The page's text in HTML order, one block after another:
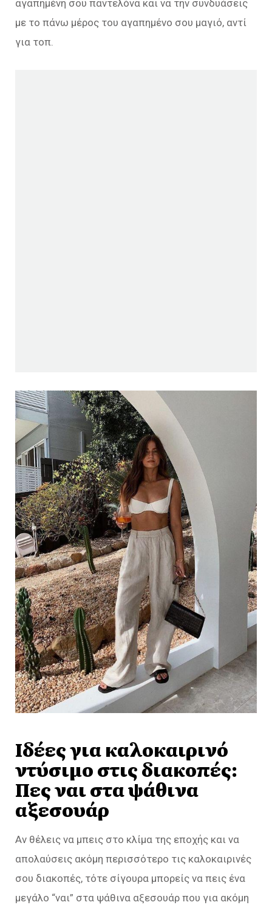
αγαπημένη σου παντελόνα και να την συνδυάσεις
με το πάνω μέρος του αγαπημένο σου μαγιό, αντί
για τοπ.
Ιδέες για καλοκαιρινό
ντύσιμο στις διακοπές:
Πες ναι στα ψάθινα
αξεσουάρ
Αν θέλεις να μπεις στο κλίμα της εποχής και να
απολαύσεις ακόμη περισσότερο τις καλοκαιρινές
σου διακοπές, τότε σίγουρα μπορείς να πεις ένα
μεγάλο “ναι” στα ψάθινα αξεσουάρ που για ακόμη